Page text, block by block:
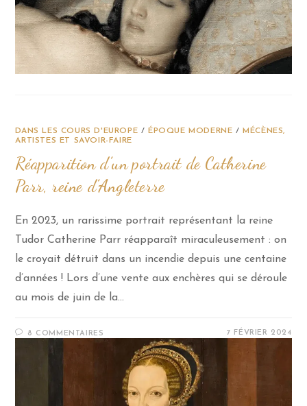
DANS LES COURS D'EUROPE / ÉPOQUE MODERNE / MÉCÈNES,
ARTISTES ET SAVOIR-FAIRE
Réapparition d’un portrait de Catherine
Parr, reine d’Angleterre
En 2023, un rarissime portrait représentant la reine
Tudor Catherine Parr réapparaît miraculeusement : on
le croyait détruit dans un incendie depuis une centaine
d’années ! Lors d’une vente aux enchères qui se déroule
au mois de juin de la…
8 COMMENTAIRES 7 FÉVRIER 2024